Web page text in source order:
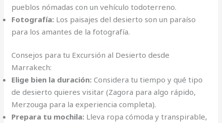
pueblos nómadas con un vehículo todoterreno.
Fotografía: Los paisajes del desierto son un paraíso
para los amantes de la fotografía.
Consejos para tu Excursión al Desierto desde
Marrakech:
Elige bien la duración: Considera tu tiempo y qué tipo
de desierto quieres visitar (Zagora para algo rápido,
Merzouga para la experiencia completa).
Prepara tu mochila: Lleva ropa cómoda y transpirable,